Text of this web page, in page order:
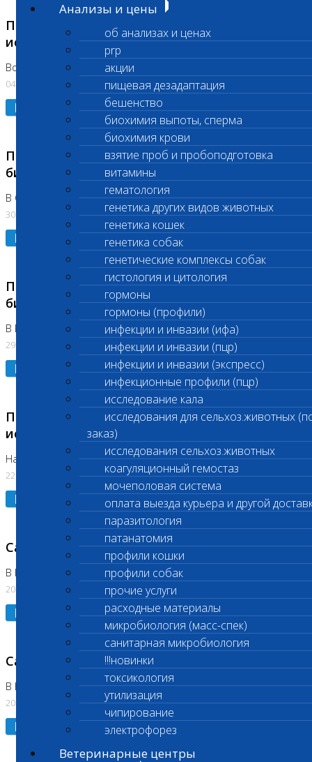
Анализы и цены
об анализах и ценах
prp
акции
пищевая дезадаптация
бешенство
биохимия выпоты, сперма
биохимия крови
взятие проб и пробоподготовка
витамины
гематология
генетика других видов животных
генетика кошек
генетика собак
генетические комплексы собак
гистология и цитология
гормоны
гормоны (профили)
инфекции и инвазии (ифа)
инфекции и инвазии (пцр)
инфекции и инвазии (экспресс)
инфекционные профили (пцр)
исследование кала
исследования для сельхоз.животных
заказ)
исследования сельхоз.животных
коагуляционный гемостаз
мочеполовая система
оплата выезда курьера и другой
паразитология
патанатомия
профили кошки
профили собак
прочие услуги
расходные материалы
микробиология (масс-спек)
санитарная микробиология
!!!новинки
токсикология
утилизация
чипирование
электрофорез
Ветеринарные центры
Приостановка срочных биохимических
исследований
Во Владыкино
04.08.2026
Подробнее
Приостановлено выполнение срочных
биохимических исследований
В Сколково. Код (123,309,310)
30.07.2026
Подробнее
Приостановлено выполнение срочных
биохимических исследований
В Бутово 29.07.26
29.07.2026
Подробнее
Приостановлено выполнение биохимических
исследований
На Нагорной. Код ( 123,310,309)
22.07.2026
Подробнее
Санитарные дни
В Коломне 24.07.2026 и 28.07.2026
20.07.2026
Подробнее
Санитарный день
В Бутово 21.07.2026
20.07.2026
Подробнее